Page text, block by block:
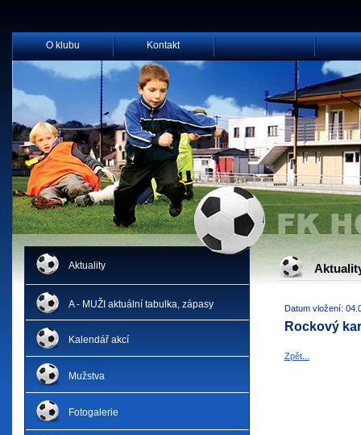
O klubu Kontakt
Aktuality
A - MUŽI aktuální tabulka, zápasy
Kalendář akcí
Mužstva
Fotogalerie
Datum vložení:
Rockový
Zpět...